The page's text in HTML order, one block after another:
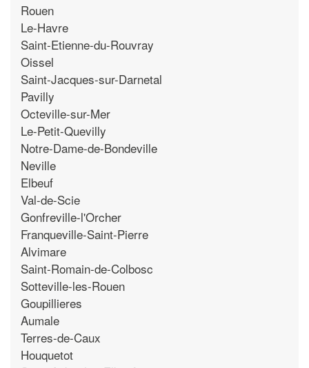
Rouen
Le-Havre
Saint-Etienne-du-Rouvray
Oissel
Saint-Jacques-sur-Darnetal
Pavilly
Octeville-sur-Mer
Le-Petit-Quevilly
Notre-Dame-de-Bondeville
Neville
Elbeuf
Val-de-Scie
Gonfreville-l'Orcher
Franqueville-Saint-Pierre
Alvimare
Saint-Romain-de-Colbosc
Sotteville-les-Rouen
Goupillieres
Aumale
Terres-de-Caux
Houquetot